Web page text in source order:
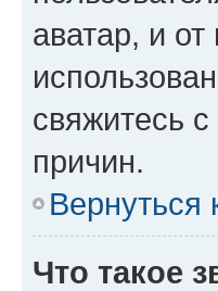
аватар, и
свяжитесь
причин.
Вернуться
Что такое